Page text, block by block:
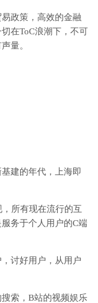
政策，高效的金融
在ToC浪潮下，不可
量。
建的年代，上海即
所有现在流行的互
务于个人用户的C端
讨好用户，从用户
索，B站的视频娱乐